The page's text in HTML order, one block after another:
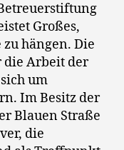
Betreuerstiftung
Großes,
hängen. Die
die Arbeit der
um
Im Besitz der
Blauen Straße
die